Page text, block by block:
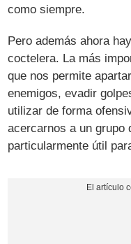
como siempre.
Pero además ahora
coctelera. La más
que nos permite
enemigos, evadir
utilizar de forma
acercarnos a un grupo
particularmente útil